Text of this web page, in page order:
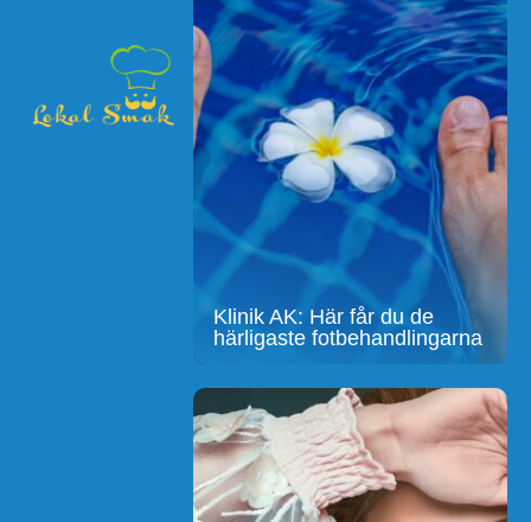
Klinik AK: Här får du de
härligaste fotbehandlingarna